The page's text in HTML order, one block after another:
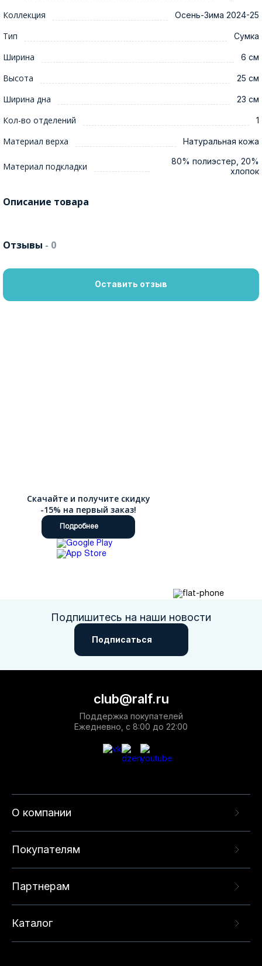
Коллекция Осень-Зима 2024-25
Тип Сумка
Ширина 6 см
Высота 25 см
Ширина дна 23 см
Кол-во отделений 1
Материал верха Натуральная кожа
Материал подкладки
80% полиэстер, 20%
хлопок
Описание товара
Отзывы - 0
Оставить отзыв
Скачайте и получите скидку
-15% на первый заказ!
Подробнее
Подпишитесь на наши новости
Подписаться
О компании
Покупателям
Партнерам
Каталог
club@ralf.ru
Поддержка покупателей
Ежедневно, с 8:00 до 22:00